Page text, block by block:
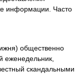
информации. Часто
общественно
еженедельник,
скандальными